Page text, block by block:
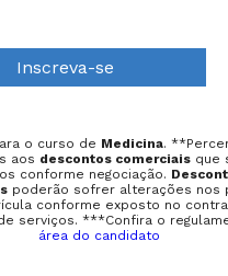
Inscreva-se
o curso de Medicina.
aos descontos comerciais que
conforme negociação.
poderão sofrer alterações nos
conforme exposto no
serviços. ***Confira o
área do candidato